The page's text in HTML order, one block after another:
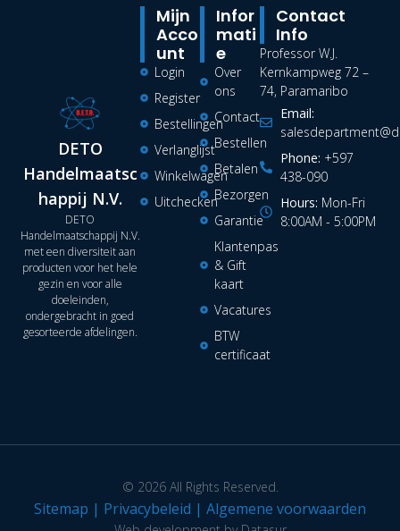
DETO
Handelmaatsc
happij N.V.
DETO
Handelmaatschappij N.V.
met een diversiteit aan
producten voor het hele
gezin en voor alle
doeleinden,
ondergebracht in goed
gesorteerde afdelingen.
Infor
Mati
E
Over
ons
Contact
Bestellen
Betalen
Bezorgen
Garantie
Klantenpas
& Gift
kaart
Vacatures
BTW
certificaat
Mijn
Acco
Unt
Login
Register
Bestellingen
Verlanglijst
Winkelwagen
Uitchecken
Contact
Info
Professor W.J.
Kernkampweg 72 –
74, Paramaribo
Email:
Phone: +597
438-090
Hours: Mon-Fri
8:00AM - 5:00PM
© 2026 All Rights Reserved.
Sitemap | Privacybeleid | Algemene voorwaarden